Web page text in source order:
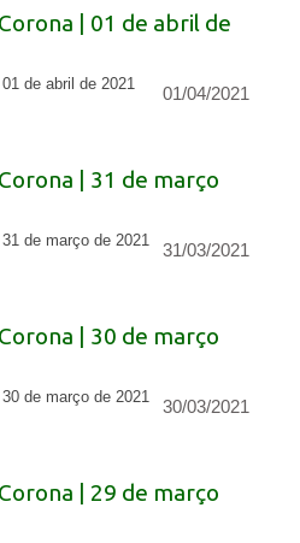
| 01 de abril de
de abril de 2021 01/04/2021
| 31 de março
de março de 2021 31/03/2021
| 30 de março
de março de 2021 30/03/2021
| 29 de março